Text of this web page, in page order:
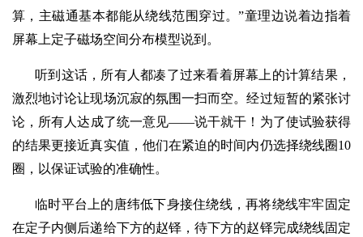
算，主磁通基本都能从绕线范围穿过。”童理边说着边指着
屏幕上定子磁场空间分布模型说到。
听到这话，所有人都凑了过来看着屏幕上的计算结果，
激烈地讨论让现场沉寂的氛围一扫而空。经过短暂的紧张讨
论，所有人达成了统一意见——说干就干！为了使试验获得
的结果更接近真实值，他们在紧迫的时间内仍选择绕线圈10
圈，以保证试验的准确性。
临时平台上的唐纬低下身接住绕线，再将绕线牢牢固定
在定子内侧后递给下方的赵铎，待下方的赵铎完成绕线固定